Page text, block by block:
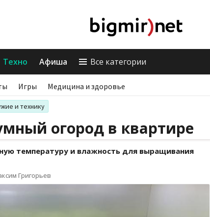
Техно Афиша Все категории
Игры Медицина и здоровье
и технику
огород в квартире
температуру и влажность для выращивания
Григорьев